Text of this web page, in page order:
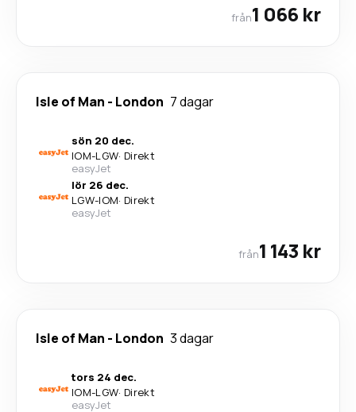
från1 066 kr
Isle of Man - London 7 dagar
sön 20 dec.
IOM-LGW· Direkt
easyJet
lör 26 dec.
LGW-IOM· Direkt
easyJet
från1 143 kr
Isle of Man - London 3 dagar
tors 24 dec.
IOM-LGW· Direkt
easyJet